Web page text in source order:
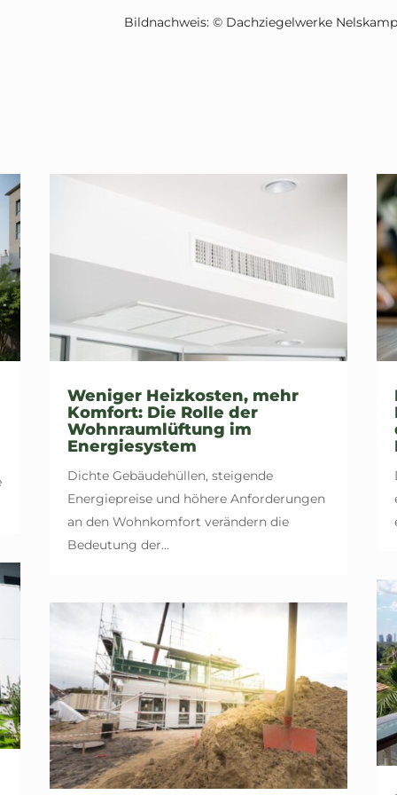
Bildnachweis: © Dachziegelwerke
Weniger Heizkosten, mehr
Komfort: Die Rolle der
Wohnraumlüftung im
Energiesystem
Dichte Gebäudehüllen, steigende
Energiepreise und höhere Anforderungen
an den Wohnkomfort verändern die
Bedeutung der...